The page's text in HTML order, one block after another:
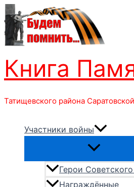
Перейти
к
содержимому
Книга
Татищевского района
Участники войны
Герои
Награждённые